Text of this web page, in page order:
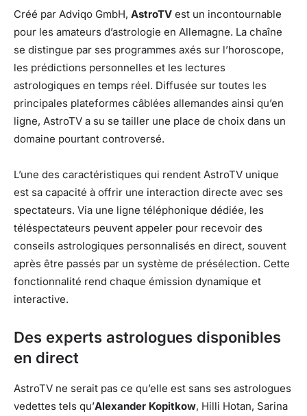
Créé par Adviqo GmbH, AstroTV est un incontournable
pour les amateurs d’astrologie en Allemagne. La chaîne
se distingue par ses programmes axés sur l’horoscope,
les prédictions personnelles et les lectures
astrologiques en temps réel. Diffusée sur toutes les
principales plateformes câblées allemandes ainsi qu’en
ligne, AstroTV a su se tailler une place de choix dans un
domaine pourtant controversé.
L’une des caractéristiques qui rendent AstroTV unique
est sa capacité à offrir une interaction directe avec ses
spectateurs. Via une ligne téléphonique dédiée, les
téléspectateurs peuvent appeler pour recevoir des
conseils astrologiques personnalisés en direct, souvent
après être passés par un système de présélection. Cette
fonctionnalité rend chaque émission dynamique et
interactive.
Des experts astrologues disponibles
en direct
AstroTV ne serait pas ce qu’elle est sans ses astrologues
vedettes tels qu’Alexander Kopitkow, Hilli Hotan, Sarina